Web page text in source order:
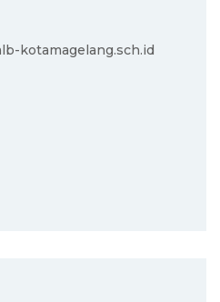
kotamagelang.sch.id